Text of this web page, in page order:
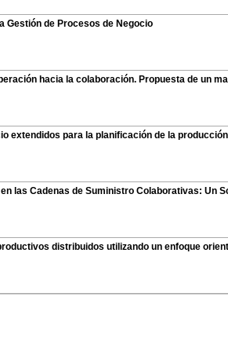
Gestión de Procesos de Negocio
hacia la colaboración. Propuesta de un
extendidos para la planificación de la producción
las Cadenas de Suministro Colaborativas: Un
distribuidos utilizando un enfoque